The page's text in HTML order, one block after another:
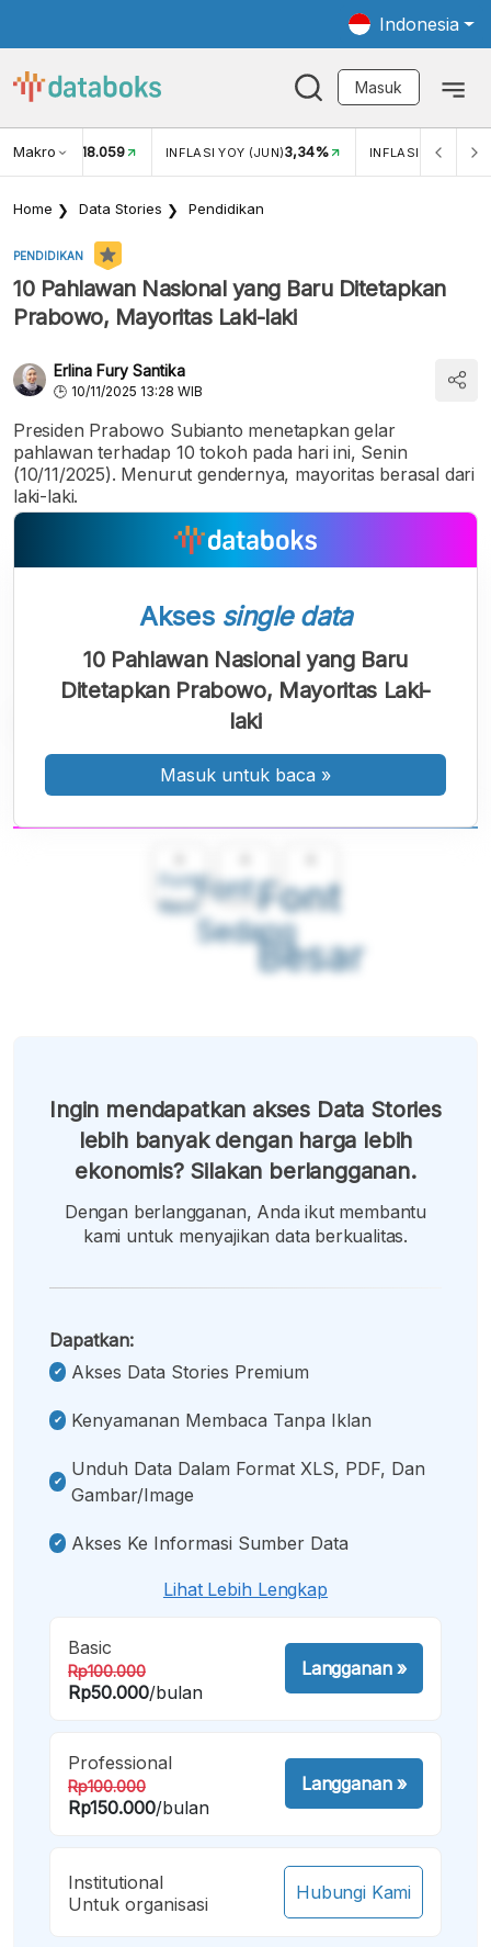
Indonesia
Masuk
Makro
USD/IDR 18.059 INFLASI YOY (JUN)3,34% INFLASI MOM
Home Data Stories Pendidikan
PENDIDIKAN
10 Pahlawan Nasional yang Baru Ditetapkan
Prabowo, Mayoritas Laki-laki
Erlina Fury Santika
10/11/2025 13:28 WIB
Presiden Prabowo Subianto menetapkan gelar
pahlawan terhadap 10 tokoh pada hari ini, Senin
(10/11/2025). Menurut gendernya, mayoritas berasal dari
laki-laki.
Font
Kecil
Font
Sedang
Font
Besar
Akses single data
10 Pahlawan Nasional yang Baru
Ditetapkan Prabowo, Mayoritas Laki-
laki
Masuk untuk baca »
Ingin mendapatkan akses Data Stories
lebih banyak dengan harga lebih
ekonomis? Silakan berlangganan.
Dengan berlangganan, Anda ikut membantu
kami untuk menyajikan data berkualitas.
Dapatkan:
Akses Data Stories Premium
Kenyamanan Membaca Tanpa Iklan
Unduh Data Dalam Format XLS, PDF, Dan
Gambar/image
Akses Ke Informasi Sumber Data
Lihat Lebih Lengkap
Basic
Rp100.000
Rp50.000/bulan
Langganan»
Professional
Rp100.000
Rp150.000/bulan
Langganan»
Institutional
Untuk organisasi
Hubungi Kami